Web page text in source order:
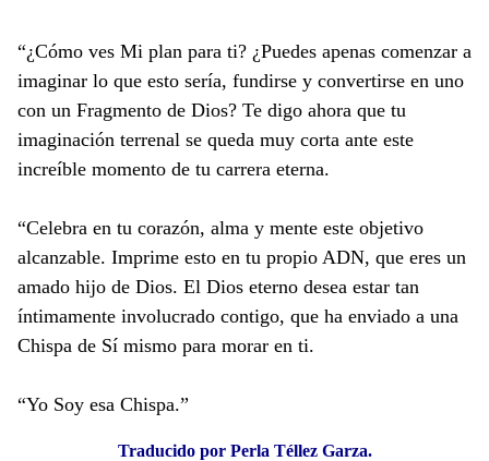
“¿Cómo ves Mi plan para ti? ¿Puedes apenas comenzar a
imaginar lo que esto sería, fundirse y convertirse en uno
con un Fragmento de Dios? Te digo ahora que tu
imaginación terrenal se queda muy corta ante este
increíble momento de tu carrera eterna.
“Celebra en tu corazón, alma y mente este objetivo
alcanzable. Imprime esto en tu propio ADN, que eres un
amado hijo de Dios. El Dios eterno desea estar tan
íntimamente involucrado contigo, que ha enviado a una
Chispa de Sí mismo para morar en ti.
“Yo Soy esa Chispa.”
Traducido por Perla Téllez Garza.